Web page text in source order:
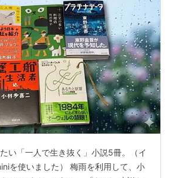
い「一人で生き抜く」小説5冊。（イ
を使いました） 梅雨を利用して、小